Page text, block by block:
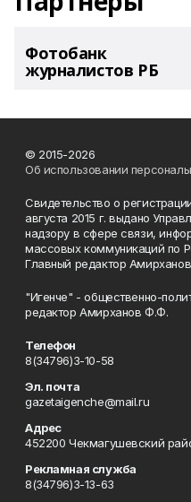
Фотобанк
журналистов РБ
© 2015-2026
Об использовании
Свидетельство о
августа 2015 г. выдано
надзору в сфере связи,
массовых коммуникаций по
Главный редактор
"Игенче" - общественно-
редактор Амирханов Ф.Ф.
Телефон
8(34796)3-10-58
Эл. почта
gazetaigenche@mail.ru
Адрес
452200 Чекмагушевский
Рекламная служба
8(34796)3-13-63